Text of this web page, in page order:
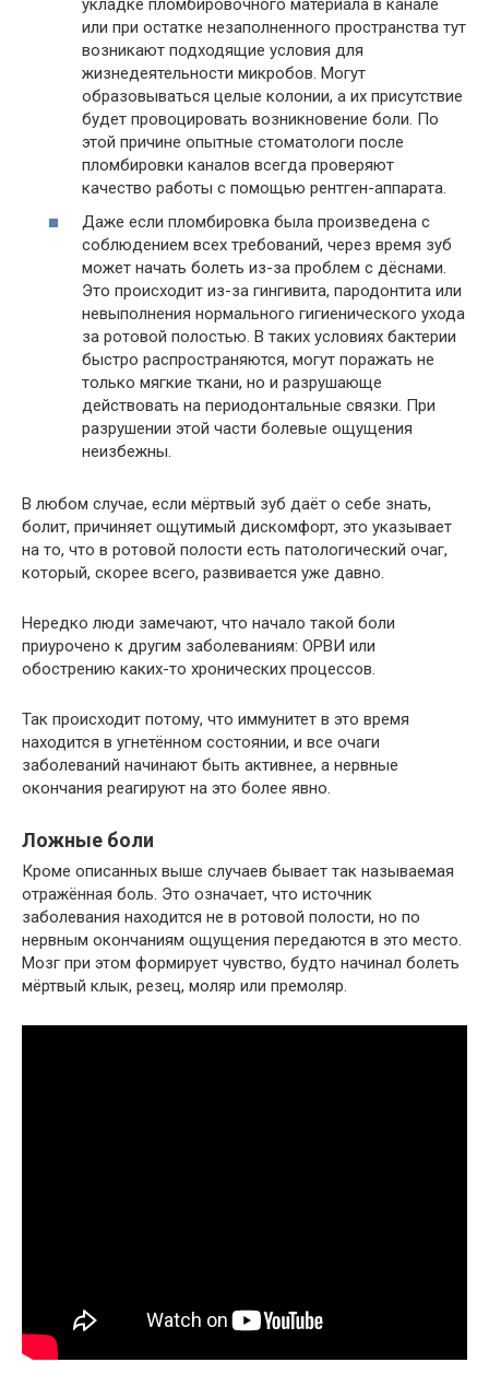
укладке пломбировочного материала в канале
или при остатке незаполненного пространства тут
возникают подходящие условия для
жизнедеятельности микробов. Могут
образовываться целые колонии, а их присутствие
будет провоцировать возникновение боли. По
этой причине опытные стоматологи после
пломбировки каналов всегда проверяют
качество работы с помощью рентген-аппарата.
Даже если пломбировка была произведена с
соблюдением всех требований, через время зуб
может начать болеть из-за проблем с дёснами.
Это происходит из-за гингивита, пародонтита или
невыполнения нормального гигиенического ухода
за ротовой полостью. В таких условиях бактерии
быстро распространяются, могут поражать не
только мягкие ткани, но и разрушающе
действовать на периодонтальные связки. При
разрушении этой части болевые ощущения
неизбежны.
В любом случае, если мёртвый зуб даёт о себе знать,
болит, причиняет ощутимый дискомфорт, это указывает
на то, что в ротовой полости есть патологический очаг,
который, скорее всего, развивается уже давно.
Нередко люди замечают, что начало такой боли
приурочено к другим заболеваниям: ОРВИ или
обострению каких-то хронических процессов.
Так происходит потому, что иммунитет в это время
находится в угнетённом состоянии, и все очаги
заболеваний начинают быть активнее, а нервные
окончания реагируют на это более явно.
Ложные боли
Кроме описанных выше случаев бывает так называемая
отражённая боль. Это означает, что источник
заболевания находится не в ротовой полости, но по
нервным окончаниям ощущения передаются в это место.
Мозг при этом формирует чувство, будто начинал болеть
мёртвый клык, резец, моляр или премоляр.